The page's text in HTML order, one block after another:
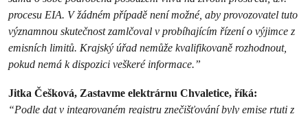
procesu EIA. V žádném případě není možné, aby provozovatel tuto
významnou skutečnost zamlčoval v probíhajícím řízení o výjimce z
emisních limitů. Krajský úřad nemůže kvalifikovaně rozhodnout,
pokud nemá k dispozici veškeré informace.”
Jitka Češková, Zastavme elektrárnu Chvaletice, říká:
“Podle dat v integrovaném registru znečišťování byly emise rtuti z